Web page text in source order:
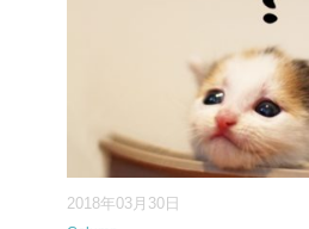
2018年03月30日